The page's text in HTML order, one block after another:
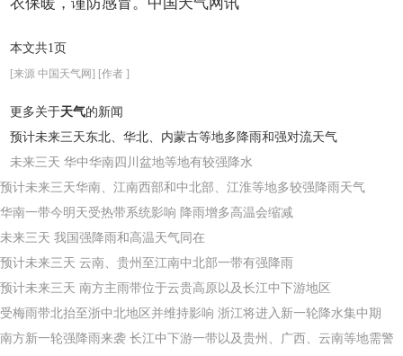
本文共1页
[来源 中国天气网] [作者 ]
更多关于天气的新闻
预计未来三天东北、华北、内蒙古等地多降雨和强对流天气
未来三天 华中华南四川盆地等地有较强降水
预计未来三天华南、江南西部和中北部、江淮等地多较强降雨天气
华南一带今明天受热带系统影响 降雨增多高温会缩减
未来三天 我国强降雨和高温天气同在
预计未来三天 云南、贵州至江南中北部一带有强降雨
预计未来三天 南方主雨带位于云贵高原以及长江中下游地区
受梅雨带北抬至浙中北地区并维持影响 浙江将进入新一轮降水集中期
南方新一轮强降雨来袭 长江中下游一带以及贵州、广西、云南等地需警